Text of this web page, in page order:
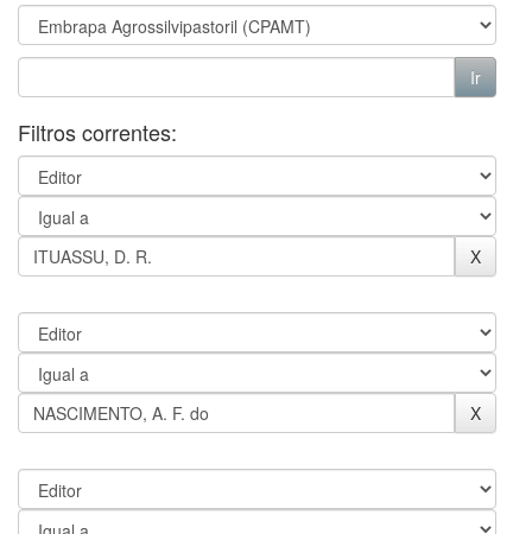
Filtros correntes: